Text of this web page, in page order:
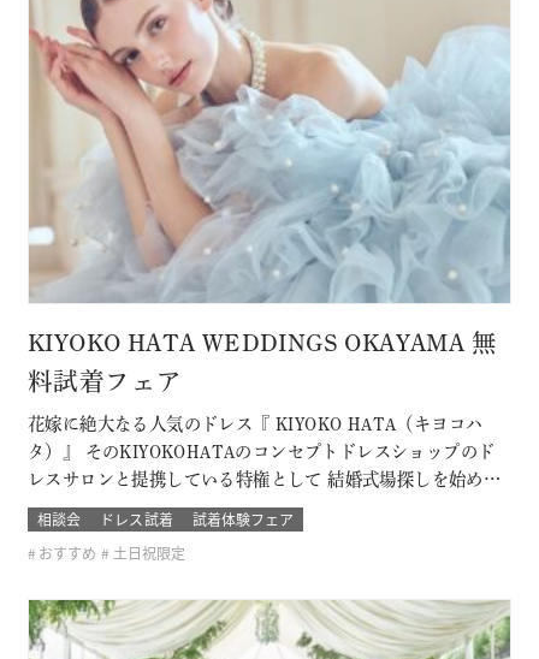
KIYOKO HATA WEDDINGS OKAYAMA 無
料試着フェア
花嫁に絶大なる人気のドレス『 KIYOKO HATA（キヨコハ
タ）』 そのKIYOKOHATAのコンセプトドレスショップのド
レスサロンと提携している特権として 結婚式場探しを始めた
おふたり限定の無料試着会を開催。 式場探しと一緒にドレス
も試着できて、結婚式のイメージが広がります！ 他のドレス
サロンでは取り扱いのないドレスも見れて着れるのは「ここ
相談会 ドレス試着
試着体験フェア
おすすめ
土日祝限定